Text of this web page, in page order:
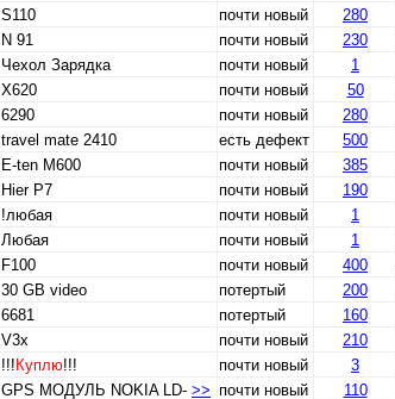
S110 почти новый 280
N 91 почти новый 230
Чехол Зарядка почти новый 1
X620 почти новый 50
6290 почти новый 280
travel mate 2410 есть дефект 500
E-ten M600 почти новый 385
Hier P7 почти новый 190
!любая почти новый 1
Любая почти новый 1
F100 почти новый 400
30 GB video потертый 200
6681 потертый 160
V3x почти новый 210
!!! Куплю!!! почти новый 3
GPS МОДУЛЬ NOKIA LD- >> почти новый 110